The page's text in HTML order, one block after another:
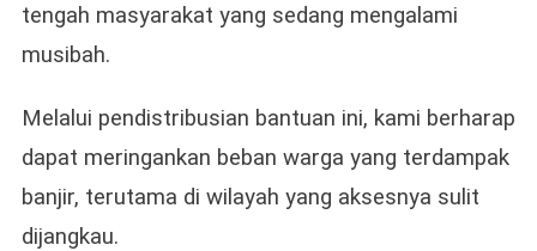
tengah masyarakat yang sedang mengalami
musibah.
Melalui pendistribusian bantuan ini, kami berharap
dapat meringankan beban warga yang terdampak
banjir, terutama di wilayah yang aksesnya sulit
dijangkau.